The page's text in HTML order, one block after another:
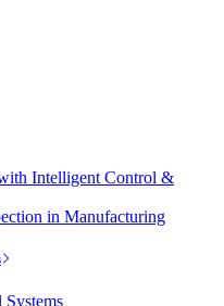
Intelligent Control &
in Manufacturing